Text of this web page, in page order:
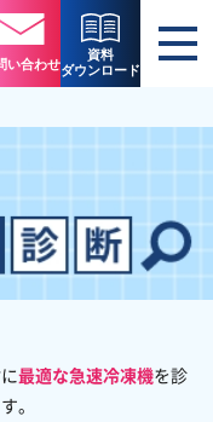
い合わせ
資料
ダウンロード
最適な急速冷凍機を診
。